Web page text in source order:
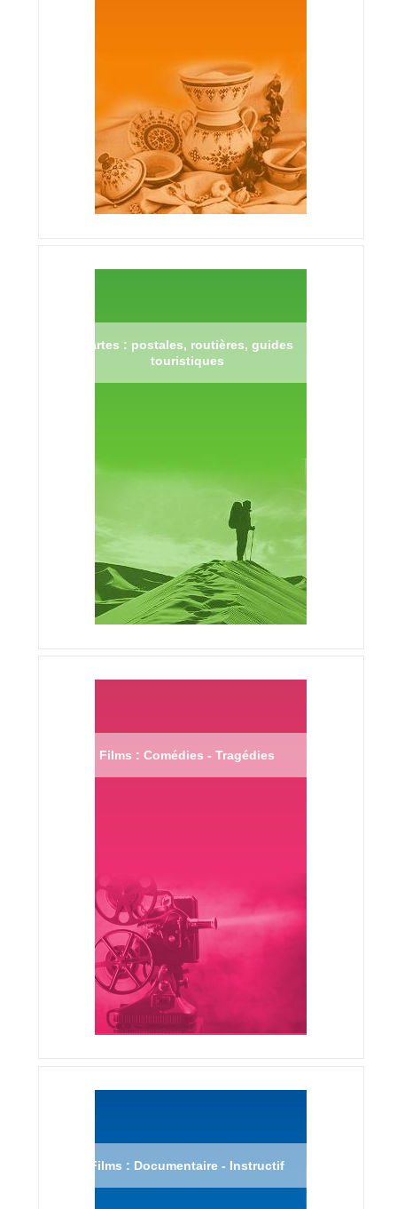
Cartes : postales, routières, guides
touristiques
Films : Comédies - Tragédies
Films : Documentaire - Instructif